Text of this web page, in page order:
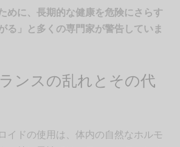
めに、長期的な健康を危険にさらす
る」と多くの専門家が警告していま
ンスの乱れとその代
イドの使用は、体内の自然なホルモ